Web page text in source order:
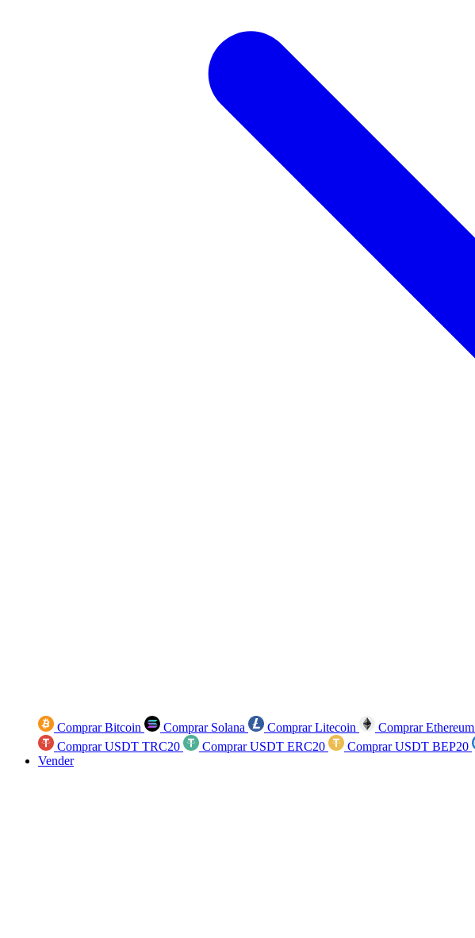
Comprar Bitcoin Comprar Solana Comprar Litecoin Comprar Ethereum
Comprar USDT TRC20
Comprar USDT ERC20 Comprar USDT BEP20
Vender